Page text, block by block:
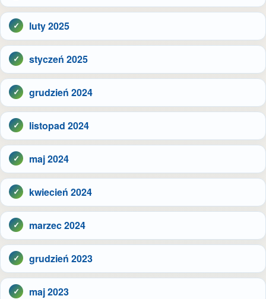
luty 2025
styczeń 2025
grudzień 2024
listopad 2024
maj 2024
kwiecień 2024
marzec 2024
grudzień 2023
maj 2023